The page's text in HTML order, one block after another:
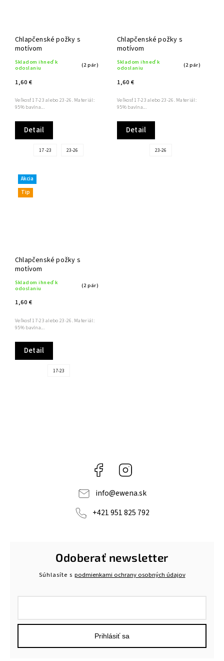
Chlapčenské požky s
motívom
Skladom ihneď k
odoslaniu
(2 pár)
1,60 €
Detail
Veľkosť 17-23 alebo 23-26. Materiál:
95% bavlna...
17 -23 23-26
Chlapčenské požky s
motívom
Skladom ihneď k
odoslaniu
(2 pár)
1,60 €
Detail
Veľkosť 17-23 alebo 23-26. Materiál:
95% bavlna...
23-26
Akcia
Tip
Chlapčenské požky s
motívom
Skladom ihneď k
odoslaniu
(2 pár)
1,60 €
Detail
Veľkosť 17-23 alebo 23-26. Materiál:
95% bavlna...
17-23
Facebook
info@ewena.sk
+421 951 825 792
Odoberať newsletter
Súhlasíte s podmienkami ochrany osobných údajov
Prihlásiť sa